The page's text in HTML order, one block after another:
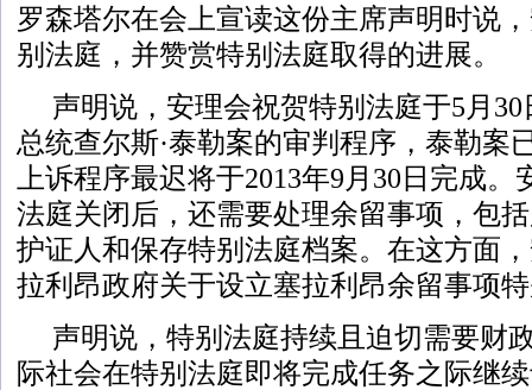
罗森塔尔在会上宣读这份主席声明时说
别法庭，并赞赏特别法庭取得的进展。
声明说，安理会祝贺特别法庭于5月
总统查尔斯·泰勒案的审判程序，泰勒案
上诉程序最迟将于2013年9月30日完成
法庭关闭后，还需要处理余留事项，包
护证人和保存特别法庭档案。在这方面
拉利昂政府关于设立塞拉利昂余留事项
声明说，特别法庭持续且迫切需要财
际社会在特别法庭即将完成任务之际继